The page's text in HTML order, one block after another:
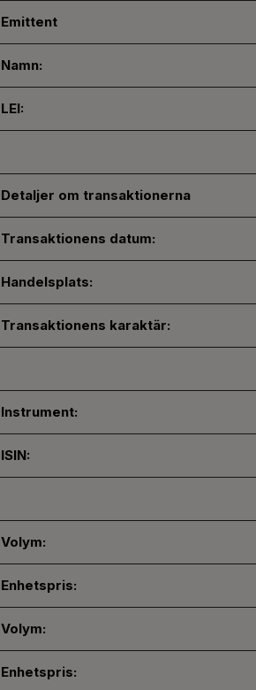
Emittent
Namn:
LEI:
Detaljer om transaktionerna
Transaktionens datum:
Handelsplats:
Transaktionens karaktär:
Instrument:
ISIN:
Volym:
Enhetspris:
Volym:
Enhetspris: